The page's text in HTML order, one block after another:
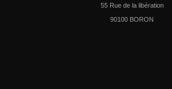
55 Rue de la libération
90100 BORON